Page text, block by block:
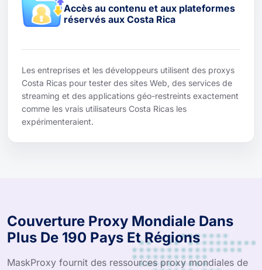
Accès au contenu et aux plateformes
réservés aux Costa Rica
Les entreprises et les développeurs utilisent des proxys
Costa Ricas pour tester des sites Web, des services de
streaming et des applications géo-restreints exactement
comme les vrais utilisateurs Costa Ricas les
expérimenteraient.
Couverture Proxy Mondiale Dans
Plus De 190 Pays Et Régions
MaskProxy fournit des ressources proxy mondiales de